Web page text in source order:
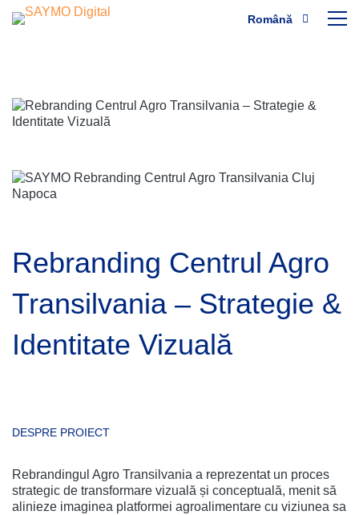
Română
Rebranding Centrul Agro
Transilvania – Strategie &
Identitate Vizuală
DESPRE PROIECT
Rebrandingul Agro Transilvania a reprezentat un proces
strategic de transformare vizuală și conceptuală, menit să
alinieze imaginea platformei agroalimentare cu viziunea sa